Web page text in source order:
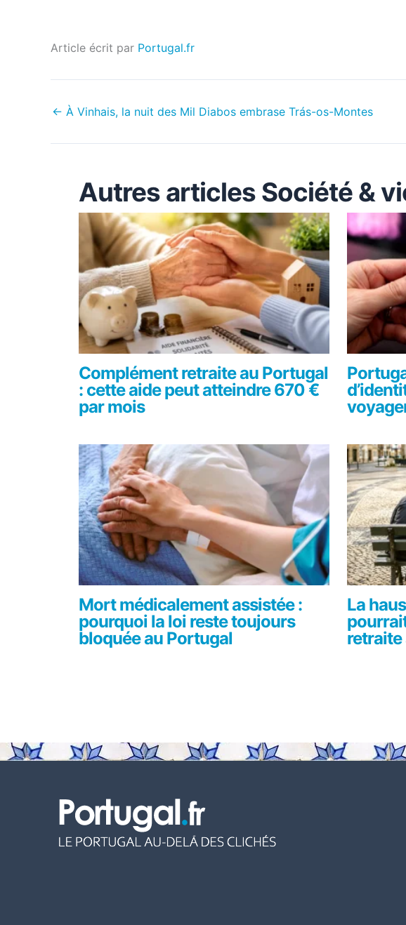
Article écrit par Portugal.fr
← À Vinhais, la nuit des Mil Diabos embrase Trás-os-Montes
Autres articles Société &
Complément retraite au Portugal
: cette aide peut atteindre 670 €
par mois
Mort médicalement assistée :
pourquoi la loi reste toujours
bloquée au Portugal
La
retraite